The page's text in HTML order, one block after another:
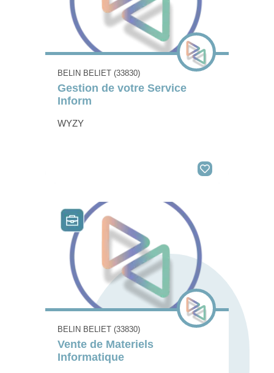
BELIN BELIET (33830)
Gestion de votre Service
Inform
WYZY
BELIN BELIET (33830)
Vente de Materiels
Informatique